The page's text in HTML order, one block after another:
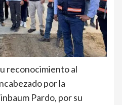
reconocimiento al
por la
Pardo, por su